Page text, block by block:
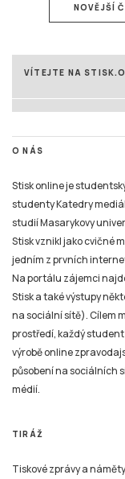
NOVĚJŠÍ
VÍTEJTE NA
O NÁS
Stisk online je
studenty Katedry
studií Masarykovy
Stisk vznikl jako cvičné
jedním z prvních
Na portálu zájemci
Stisk a také výstupy
na sociální sítě). Cílem
prostředí, každý
výrobě online
působení na sociálních
médií.
TIRÁŽ
Tiskové zprávy a